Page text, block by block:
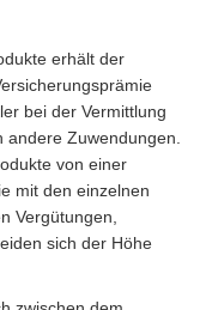
erhält der
bei der Vermittlung
Zuwendungen.
von einer
mit den einzelnen
Vergütungen,
sich der Höhe